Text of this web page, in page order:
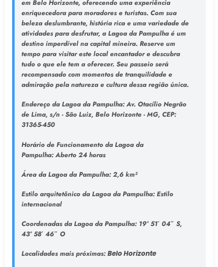
em Belo Horizonte, oferecendo uma experiência
enriquecedora para moradores e turistas. Com sua
beleza deslumbrante, história rica e uma variedade de
atividades para desfrutar, a Lagoa da Pampulha é um
destino imperdível na capital mineira. Reserve um
tempo para visitar este local encantador e descubra
tudo o que ele tem a oferecer. Seu passeio será
recompensado com momentos de tranquilidade e
admiração pela natureza e cultura dessa região única.
Endereço da Lagoa da Pampulha: Av. Otacílio Negrão
de Lima, s/n - São Luiz, Belo Horizonte - MG, CEP:
31365-450
Horário de Funcionamento da Lagoa da
Pampulha:Aberto 24 horas
Área da Lagoa da Pampulha:2,6 km²
Estilo arquitetônico da Lagoa da Pampulha:Estilo
internacional
Coordenadas da Lagoa da Pampulha:19° 51′ 04″ S,
43° 58′ 46″ O
Localidades mais próximas: Belo Horizonte